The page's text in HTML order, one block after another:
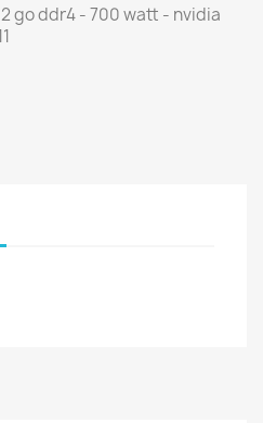
2 go ddr4 - 700 watt - nvidia